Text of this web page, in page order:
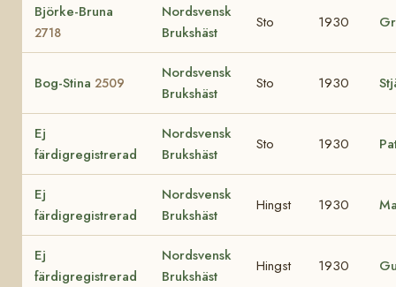
Björke-Bruna
2718
Nordsvensk
Brukshäst
Sto 1930
Bog-Stina 2509
Nordsvensk
Brukshäst
Sto 1930
Ej
färdigregistrerad
Nordsvensk
Brukshäst
Sto 1930
Ej
färdigregistrerad
Nordsvensk
Brukshäst
Hingst 1930
Ej
färdigregistrerad
Nordsvensk
Brukshäst
Hingst 1930